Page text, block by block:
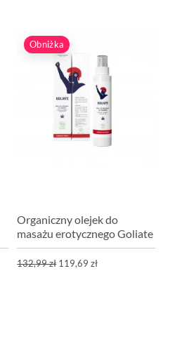
Obniżka
Organiczny olejek do
masażu erotycznego Goliate
132,99 zł 119,69 zł